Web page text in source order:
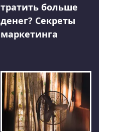
тратить больше
денег? Секреты
маркетинга